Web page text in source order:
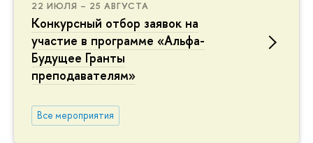
22 ИЮЛЯ – 25 АВГУСТА
Конкурсный отбор заявок на
участие в программе «Альфа-
Будущее Гранты
преподавателям»
Все мероприятия